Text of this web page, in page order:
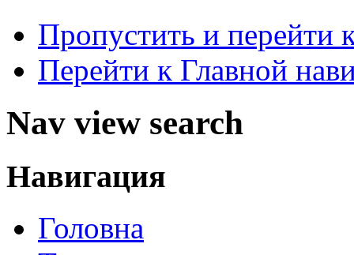
Пропустить и перейти
Перейти к Главной
Nav view search
Навигация
Головна